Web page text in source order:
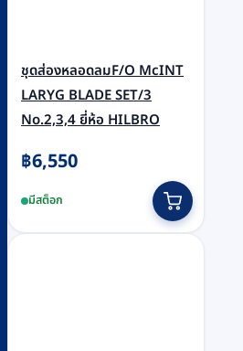
ชุดส่องหลอดลมF/O McINT
LARYG BLADE SET/3
No.2,3,4 ยี่ห้อ HILBRO
฿6,550
มีสต็อก